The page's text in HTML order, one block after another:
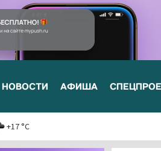
НОВОСТИ АФИША
+17 °C